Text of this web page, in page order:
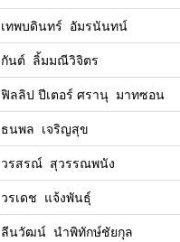
เทพบดินทร์ อัมรนันทน์
กันต์ ลิ้มมณีวิจิตร
ฟิลลิป ปีเตอร์ ศรานุ มาทซอน
ธนพล เจริญสุข
วรสรณ์ สุวรรณพนัง
วรเดช แจ้งพันธุ์
ลีนวัฒน์ นำพิทักษ์ชัยกุล